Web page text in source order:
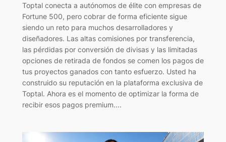
Toptal conecta a autónomos de élite con empresas de
Fortune 500, pero cobrar de forma eficiente sigue
siendo un reto para muchos desarrolladores y
diseñadores. Las altas comisiones por transferencia,
las pérdidas por conversión de divisas y las limitadas
opciones de retirada de fondos se comen los pagos de
tus proyectos ganados con tanto esfuerzo. Usted ha
construido su reputación en la plataforma exclusiva de
Toptal. Ahora es el momento de optimizar la forma de
recibir esos pagos premium....